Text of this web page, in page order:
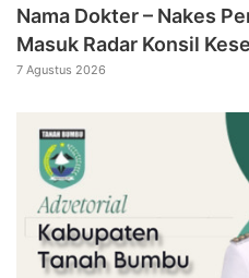
Nama Dokter – Nakes
Masuk Radar Konsil
7 Agustus 2026